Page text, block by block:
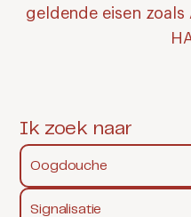
geldende eisen zoals
Ik zoek naar
Oogdouche
Signalisatie